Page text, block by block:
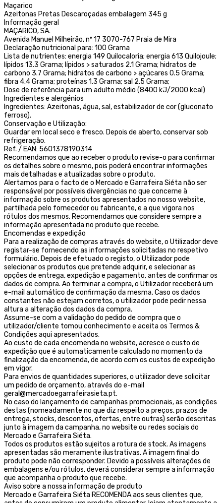
Maçarico
Azeitonas Pretas Descaroçadas embalagem 345 g
Informação geral
MAÇARICO, SA.
Avenida Manuel Milheirão, nº 17 3070-767 Praia de Mira
Declaração nutricional para: 100 Grama
Lista de nutrientes: energia 149 Quilocaloria; energia 613 Quilojoule;
lípidos 13.3 Grama; lípidos > saturados 2.1 Grama; hidratos de
carbono 3.7 Grama; hidratos de carbono > açúcares 0.5 Grama;
fibra 4.4 Grama; proteínas 1.3 Grama; sal 2.5 Grama;
Dose de referência para um adulto médio (8400 kJ/2000 kcal)
Ingredientes e alergénios
Ingredientes: Azeitonas, água, sal, estabilizador de cor (gluconato
ferroso).
Conservação e Utilização:
Guardar em local seco e fresco. Depois de aberto, conservar sob
refrigeração.
Ref. / EAN: 5601378190314
Recomendamos que ao receber o produto revise-o para confirmar
os detalhes sobre o mesmo, pois poderá encontrar informações
mais detalhadas e atualizadas sobre o produto.
Alertamos para o facto de o Mercado e Garrafeira Siéta não ser
responsável por possíveis divergências no que concerne à
informação sobre os produtos apresentados no nosso website,
partilhada pelo fornecedor ou fabricante, e a que vigora nos
rótulos dos mesmos. Recomendamos que considere sempre a
informação apresentada no produto que recebe.
Encomendas e expedição
Para a realização de compras através do website, o Utilizador deve
registar-se fornecendo as informações solicitadas no respetivo
formulário. Depois de efetuado o registo, o Utilizador pode
selecionar os produtos que pretende adquirir, e selecionar as
opções de entrega, expedição e pagamento, antes de confirmar os
dados de compra. Ao terminar a compra, o Utilizador receberá um
e-mail automático de confirmação da mesma. Caso os dados
constantes não estejam corretos, o utilizador pode pedir nessa
altura a alteração dos dados da compra.
Assume-se com a validação do pedido de compra que o
utilizador/cliente tomou conhecimento e aceita os Termos &
Condições aqui apresentados.
Ao custo de cada encomenda no website, acresce o custo de
expedição que é automaticamente calculado no momento da
finalização da encomenda, de acordo com os custos de expedição
em vigor.
Para envios de quantidades superiores, o utilizador deve solicitar
um pedido de orçamento, através do e-mail
geral@mercadoegarrafeirasieta.pt.
No caso do lançamento de campanhas promocionais, as condições
destas (nomeadamente no que diz respeito a preços, prazos de
entrega, stocks, descontos, ofertas, entre outras) serão descritas
junto à imagem da campanha, no website ou redes sociais do
Mercado e Garrafeira Siéta.
Todos os produtos estão sujeitos a rotura de stock. As imagens
apresentadas são meramente ilustrativas. A imagem final do
produto pode não corresponder. Devido a possíveis alterações de
embalagens e/ou rótulos, deverá considerar sempre a informação
que acompanha o produto que recebe.
Aviso sobre a nossa informação de produto
Mercado e Garrafeira Siéta RECOMENDA aos seus clientes que,